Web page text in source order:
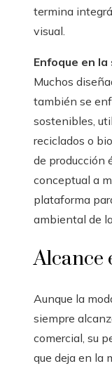
termina
visual.
Enfoque en
Muchos
también se
sostenibles,
reciclados o
de producción
conceptual a
plataforma
ambiental de
Alcance
Aunque la
siempre
comercial, su
que deja en la